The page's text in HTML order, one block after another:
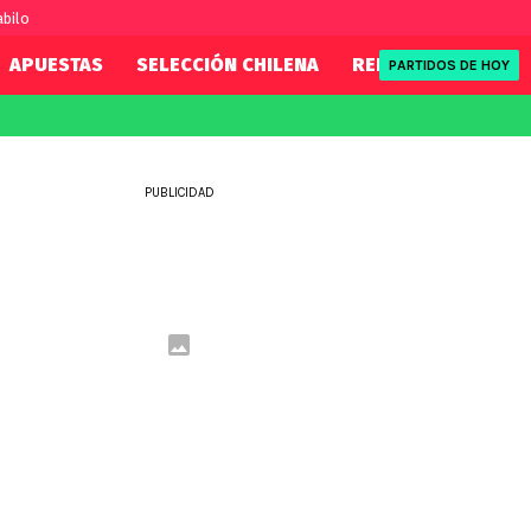
APUESTAS SELECCIÓN CHILENA REDSPORT
PARTIDOS DE HOY
PUBLICIDAD